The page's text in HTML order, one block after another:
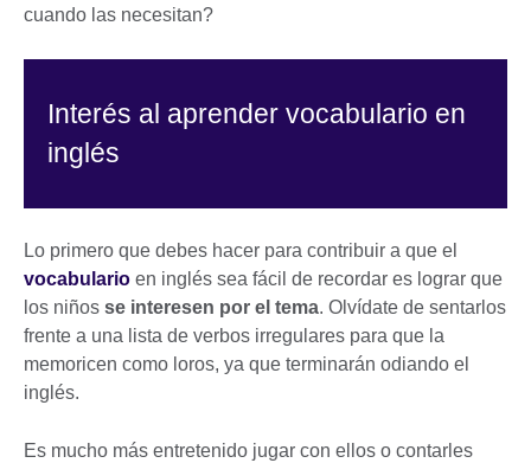
cuando las necesitan?
Interés al aprender vocabulario en
inglés
Lo primero que debes hacer para contribuir a que el
vocabulario en inglés sea fácil de recordar es lograr que
los niños se interesen por el tema. Olvídate de sentarlos
frente a una lista de verbos irregulares para que la
memoricen como loros, ya que terminarán odiando el
inglés.
Es mucho más entretenido jugar con ellos o contarles